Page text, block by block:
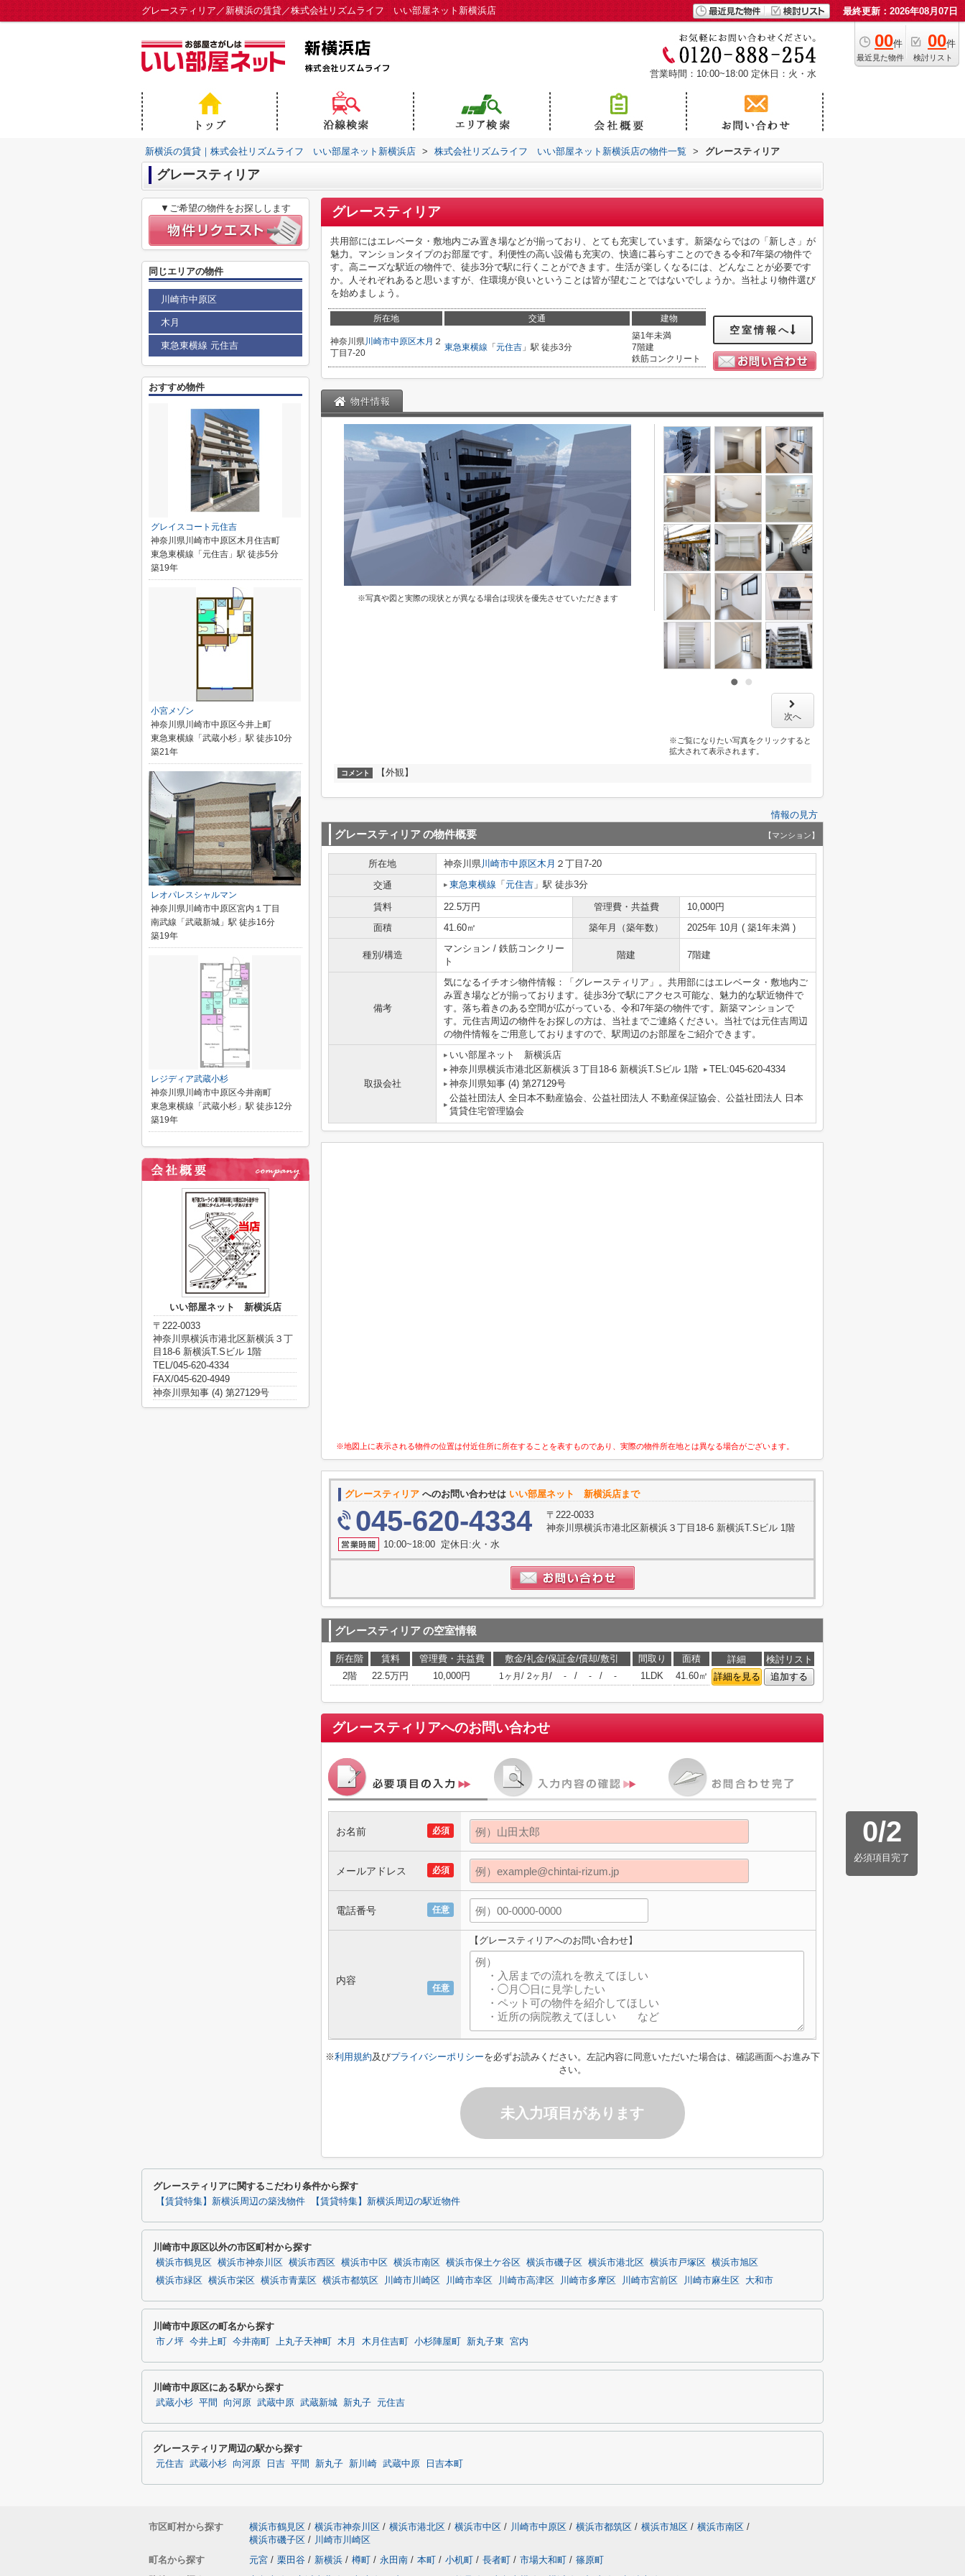
グレースティリア／新横浜の賃貸／株式会社リズムライフ いい部屋ネット新横浜店 最終更新：2026年08月07日
00件
最近見た物件
00件
検討リスト
営業時間：10:00~18:00 定休日：火・水
新横浜の賃貸｜株式会社リズムライフ いい部屋ネット新横浜店 > 株式会社リズムライフ いい部屋ネット新横浜店の物件一覧 > グレースティリア
グレースティリア
グレースティリア
共用部にはエレベータ・敷地内ごみ置き場などが揃っており、とても充実しています。新築ならではの「新しさ」が
魅力。マンションタイプのお部屋です。利便性の高い設備も充実の、快適に暮らすことのできる令和7年築の物件で
す。高ニーズな駅近の物件で、徒歩3分で駅に行くことができます。生活が楽しくなるには、どんなことが必要です
か。人それぞれあると思いますが、住環境が良いということは皆が望むことではないでしょうか。当社より物件選び
を始めましょう。
所在地 交通 建物
神奈川県川崎市中原区木月 ２
丁目7-20
東急東横線 「 元住吉 」駅 徒歩3分
築1年未満
7階建
鉄筋コンクリート
空室情報へ
物件情報
※写真や図と実際の現状とが異なる場合は現状を優先させていただきます
次へ
※ご覧になりたい写真をクリックすると
拡大されて表示されます。
コメント 【外観】
情報の見方
グレースティリアの物件概要 【マンション】
所在地 神奈川県川崎市中原区木月 ２丁目7-20
交通
東急東横線 「 元住吉 」駅 徒歩3分
賃料 22.5万円 管理費・共益費
10,000円
面積
41.60㎡ 築年月（築年数） 2025年 10月 ( 築1年未満 )
種別/構造
マンション / 鉄筋コンクリー
ト
階建 7階建
備考
気になるイチオシ物件情報：「グレースティリア」。共用部にはエレベータ・敷地内ご
み置き場などが揃っております。徒歩3分で駅にアクセス可能な、魅力的な駅近物件で
す。落ち着きのある空間が広がっている、令和7年築の物件です。新築マンションで
す。元住吉周辺の物件をお探しの方は、当社までご連絡ください。当社では元住吉周辺
の物件情報をご用意しておりますので、駅周辺のお部屋をご紹介できます。
取扱会社
いい部屋ネット 新横浜店
神奈川県横浜市港北区新横浜３丁目18-6 新横浜T.Sビル 1階
TEL:045-620-4334
神奈川県知事 (4) 第27129号
公益社団法人 全日本不動産協会、公益社団法人 不動産保証協会、公益社団法人 日本
賃貸住宅管理協会
※地図上に表示される物件の位置は付近住所に所在することを表すものであり、実際の物件所在地とは異なる場合がございます。
グレースティリア へのお問い合わせは いい部屋ネット 新横浜店まで
045-620-4334
〒222-0033
神奈川県横浜市港北区新横浜３丁目18-6 新横浜T.Sビル 1階
10:00~18:00 定休日:火・水
グレースティリアの空室情報
所在階 賃料 管理費・共益費 敷金/礼金/保証金/償却/敷引 間取り 面積 詳細
検討リスト
2階
22.5万円 10,000円 1ヶ月 / 2ヶ月 / - / - / - 1LDK 41.60㎡ 詳細を見る 追加する
グレースティリアへのお問い合わせ
0/2
必須項目完了
必須
お名前
必須
メールアドレス
任意
電話番号
任意
内容
【グレースティリアへのお問い合わせ】
※利用規約及びプライバシーポリシーを必ずお読みください。左記内容に同意いただいた場合は、確認画面へお進み下
さい。
未入力項目があります
▼ご希望の物件をお探しします
同じエリアの物件
川崎市中原区
木月
東急東横線 元住吉
おすすめ物件
グレイスコート元住吉
神奈川県川崎市中原区木月住吉町
東急東横線「元住吉」駅 徒歩5分
築19年
小宮メゾン
神奈川県川崎市中原区今井上町
東急東横線「武蔵小杉」駅 徒歩10分
築21年
レオパレスシャルマン
神奈川県川崎市中原区宮内１丁目
南武線「武蔵新城」駅 徒歩16分
築19年
レジディア武蔵小杉
神奈川県川崎市中原区今井南町
東急東横線「武蔵小杉」駅 徒歩12分
築19年
いい部屋ネット 新横浜店
〒222-0033
神奈川県横浜市港北区新横浜３丁
目18-6 新横浜T.Sビル 1階
TEL/045-620-4334
FAX/045-620-4949
神奈川県知事 (4) 第27129号
グレースティリアに関するこだわり条件から探す
【賃貸特集】新横浜周辺の築浅物件 【賃貸特集】新横浜周辺の駅近物件
川崎市中原区以外の市区町村から探す
横浜市鶴見区 横浜市神奈川区 横浜市西区 横浜市中区 横浜市南区 横浜市保土ケ谷区 横浜市磯子区 横浜市港北区 横浜市戸塚区
横浜市旭区
横浜市緑区
横浜市栄区 横浜市青葉区 横浜市都筑区 川崎市川崎区 川崎市幸区 川崎市高津区 川崎市多摩区 川崎市宮前区 川崎市麻生区 大和市
川崎市中原区の町名から探す
市ノ坪 今井上町 今井南町 上丸子天神町 木月 木月住吉町 小杉陣屋町 新丸子東 宮内
川崎市中原区にある駅から探す
武蔵小杉 平間 向河原 武蔵中原 武蔵新城 新丸子 元住吉
グレースティリア周辺の駅から探す
元住吉 武蔵小杉 向河原 日吉 平間 新丸子 新川崎 武蔵中原 日吉本町
市区町村から探す 横浜市鶴見区 / 横浜市神奈川区 / 横浜市港北区 / 横浜市中区 / 川崎市中原区 / 横浜市都筑区 / 横浜市旭区 / 横浜市南区 /
横浜市磯子区 / 川崎市川崎区
町名から探す
元宮 / 栗田谷 / 新横浜 / 樽町 / 永田南 / 本町 / 小机町 / 長者町 / 市場大和町 / 篠原町